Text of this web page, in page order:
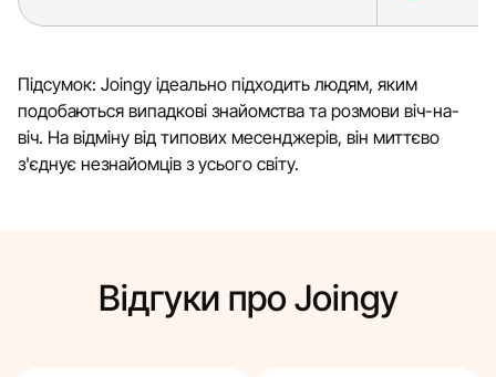
Підсумок: Joingy ідеально підходить людям, яким
подобаються випадкові знайомства та розмови віч-на-
віч. На відміну від типових месенджерів, він миттєво
з'єднує незнайомців з усього світу.
Відгуки про Joingy